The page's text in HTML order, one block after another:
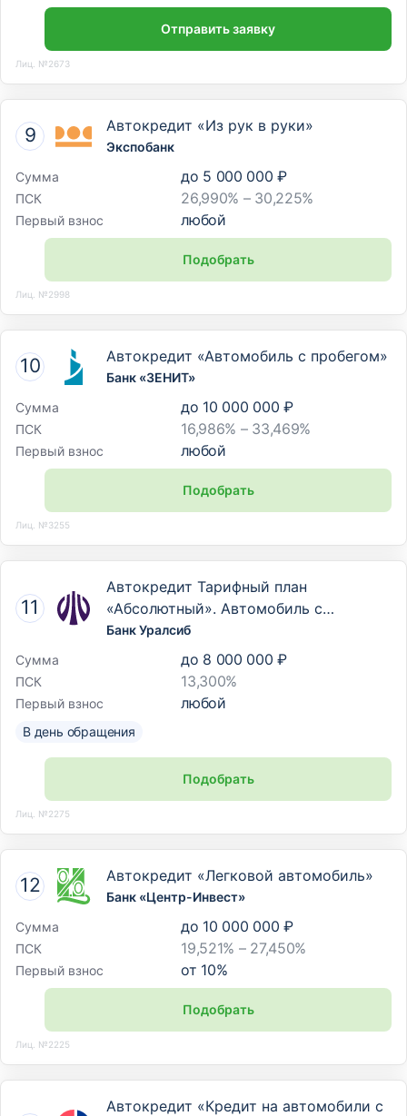
Отправить заявку
Лиц. №2673
Автокредит «Из рук в руки»
Экспобанк
Сумма
до 5 000 000 ₽
ПСК 26,990% – 30,225%
Первый взнос любой
Подобрать
Лиц. №2998
Автокредит «Автомобиль с пробегом»
Банк «ЗЕНИТ»
Сумма
до 10 000 000 ₽
ПСК 16,986% – 33,469%
Первый взнос любой
Подобрать
Лиц. №3255
Автокредит Тарифный план
«Абсолютный». Автомобиль с
пробегом
Банк Уралсиб
Сумма
до 8 000 000 ₽
ПСК 13,300%
Первый взнос любой
В день обращения
Подобрать
Лиц. №2275
Автокредит «Легковой автомобиль»
Банк «Центр-Инвест»
Сумма
до 10 000 000 ₽
ПСК 19,521% – 27,450%
Первый взнос от 10%
Подобрать
Лиц. №2225
Автокредит «Кредит на автомобили с